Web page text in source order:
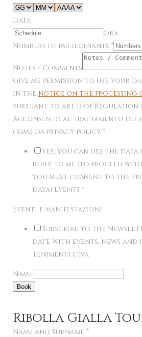
Data
Ora
Numbers of partecipiants *
Notes / Comments
Give me permission to use your
in the notice on the processing
pursuant to art.13 of Regulation
Acconsento al trattamento dei
come da privacy policy *
Yes, you can use the
reply to me (to proceed
you must consent to the
data) Events *
Eventi e manifestazioni
Subscribe to the
date with events, news
Tenimenti Civa
Name
Book
Ribolla Gialla
Name and Surname *